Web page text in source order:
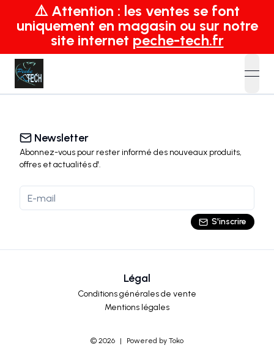
⚠️ Attention : les ventes se font
uniquement en magasin ou sur notre
site internet peche-tech.fr
Newsletter
Abonnez-vous pour rester informé des nouveaux produits,
offres et actualitésd'.
S'inscrire
Légal
Conditions générales de vente
Mentions légales
© 2026 | Powered by Toko